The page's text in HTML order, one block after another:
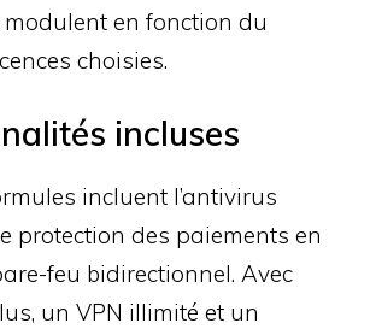
en fonction du
choisies.
incluses
incluent l’antivirus
protection des paiements en
feu bidirectionnel. Avec
un VPN illimité et un